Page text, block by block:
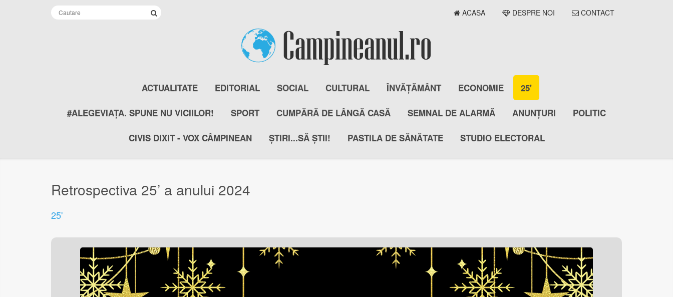
ACASA DESPRE NOI CONTACT
ACTUALITATE EDITORIAL SOCIAL CULTURAL ÎNVĂȚĂMÂNT ECONOMIE 25'
#ALEGEVIAȚA. SPUNE NU VICIILOR! SPORT CUMPĂRĂ DE LÂNGĂ CASĂ SEMNAL DE ALARMĂ ANUNȚURI POLITIC
CIVIS DIXIT - VOX CÂMPINEAN ȘTIRI...SĂ ȘTII! PASTILA DE SĂNĂTATE STUDIO ELECTORAL
Retrospectiva 25’ a anului 2024
25'